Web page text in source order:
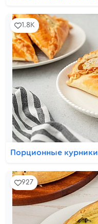
1.8K
Порционные курники
927